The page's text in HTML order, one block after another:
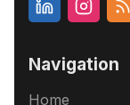
Navigation
Home